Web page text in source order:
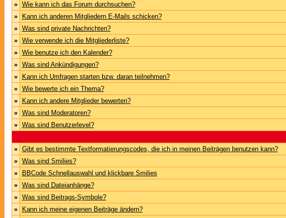
»
Wie kann ich das Forum durchsuchen?
»
Kann ich anderen Mitgliedern E-Mails schicken?
»
Was sind private Nachrichten?
»
Wie verwende ich die Mitgliederliste?
»
Wie benutze ich den Kalender?
»
Was sind Ankündigungen?
»
Kann ich Umfragen starten bzw. daran teilnehmen?
»
Wie bewerte ich ein Thema?
»
Kann ich andere Mitglieder bewerten?
»
Was sind Moderatoren?
»
Was sind Benutzerlevel?
»
Gibt es bestimmte Textformatierungscodes, die ich in meinen Beiträgen benutzen kann?
»
Was sind Smilies?
»
BBCode Schnellauswahl und klickbare Smilies
»
Was sind Dateianhänge?
»
Was sind Beitrags-Symbole?
»
Kann ich meine eigenen Beiträge ändern?